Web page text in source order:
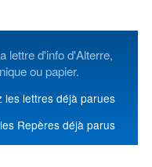
lettre d'info d'Alterre,
ou papier.
les lettres déjà parues
Repères déjà parus